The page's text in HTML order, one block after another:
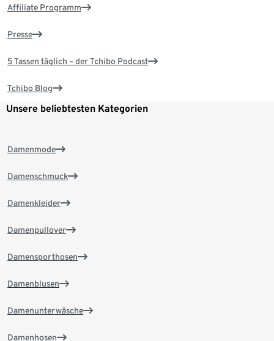
Affiliate Programm
Presse
5 Tassen täglich – der Tchibo Podcast
Tchibo Blog
Unsere beliebtesten Kategorien
Damenmode
Damenschmuck
Damenkleider
Damenpullover
Damensporthosen
Damenblusen
Damenunterwäsche
Damenhosen